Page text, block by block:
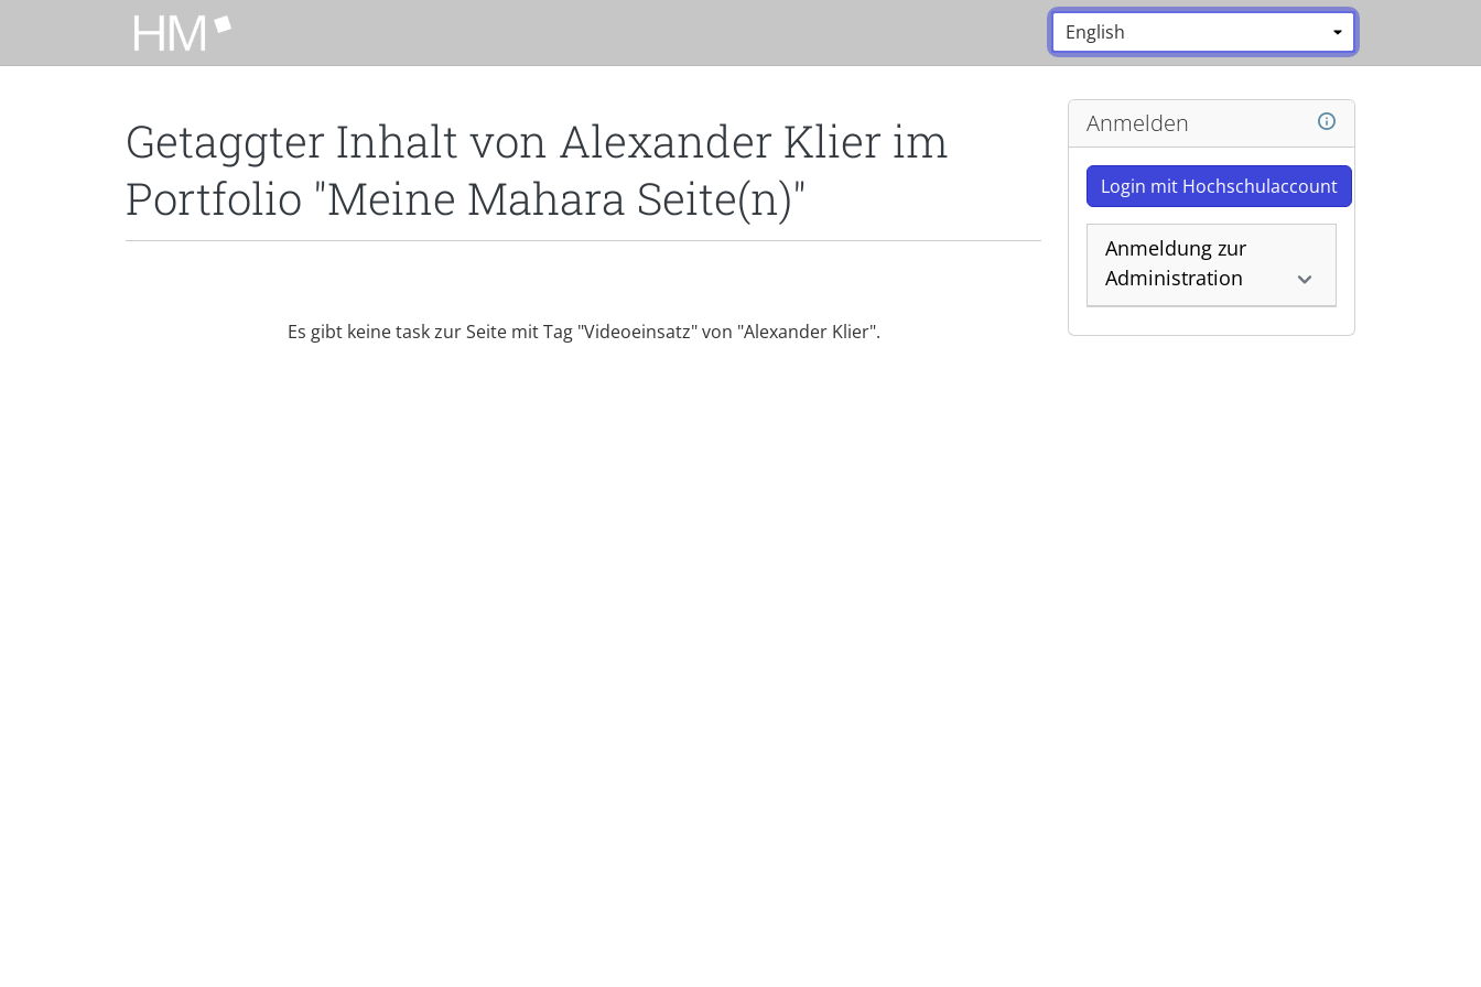
Zum Hauptinhalt zurückspringen Sprache:
Getaggter Inhalt von Alexander Klier im
Portfolio "Meine Mahara Seite(n)"
Es gibt keine task zur Seite mit Tag "Videoeinsatz" von "Alexander Klier".
Anmelden
Login mit Hochschulaccount
Anmeldung zur
Administration